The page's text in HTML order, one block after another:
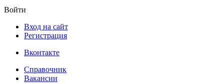
Войти
Вход на сайт
Регистрация
Вконтакте
Справочник
Вакансии